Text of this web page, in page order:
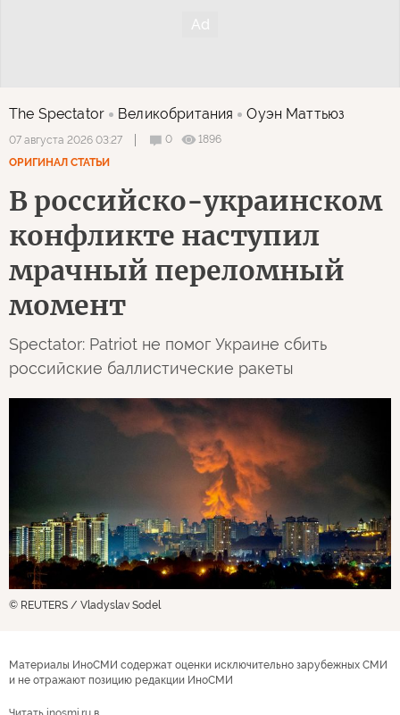
The Spectator Великобритания Оуэн Маттьюз
07 августа 2026 03:27 0
1896
ОРИГИНАЛ СТАТЬИ
В российско-украинском
конфликте наступил
мрачный переломный
момент
Spectator: Patriot не помог Украине сбить
российские баллистические ракеты
© REUTERS / Vladyslav Sodel
Материалы ИноСМИ содержат оценки исключительно зарубежных СМИ
и не отражают позицию редакции ИноСМИ